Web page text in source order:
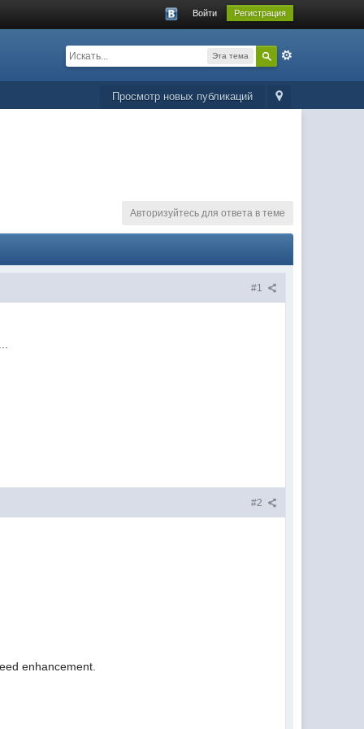
Войти Регистрация
Эта тема
Просмотр новых публикаций
Авторизуйтесь для ответа в теме
#1
#2
enhancement.